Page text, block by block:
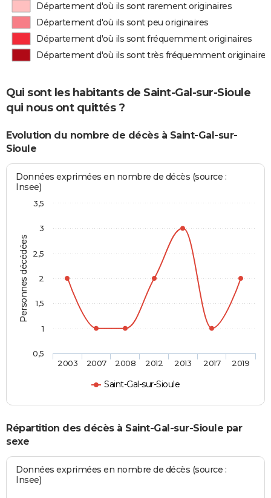
Département d'où ils sont rarement originaires
Département d'où ils sont peu originaires
Département d'où ils sont fréquemment originaires
Département d'où ils sont très fréquemment originaires
Qui sont les habitants de Saint-Gal-sur-Sioule
qui nous ont quittés ?
Evolution du nombre de décès à Saint-Gal-sur-
Sioule
Personnes décédées
Données exprimées en nombre de décès (source :
Insee)
Saint-Gal-sur-Sioule
2003 2007 2008 2012 2013 2017 2019
0,5
1
1,5
2
2,5
3
3,5
Répartition des décès à Saint-Gal-sur-Sioule par
sexe
Données exprimées en nombre de décès (source :
Insee)